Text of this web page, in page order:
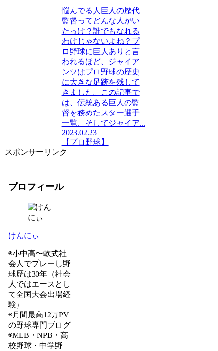
悩んでる人巨人の歴代
監督ってどんな人がい
たっけ？誰でもなれる
わけじゃないよね？プ
ロ野球に巨人ありと言
われるほど、ジャイア
ンツはプロ野球の歴史
に大きな足跡を残して
きました。この記事で
は、伝統ある巨人の監
督を務めたスター選手
一覧、そしてジャイア...
2023.02.23
【プロ野球】
スポンサーリンク
プロフィール
けんにぃ
◉小中高〜軟式社
会人でプレーし野
球歴は30年（社会
人ではエースとし
て全国大会出場経
験）
◉月間最高12万PV
の野球専門ブログ
◉MLB・NPB・高
校野球・中学野